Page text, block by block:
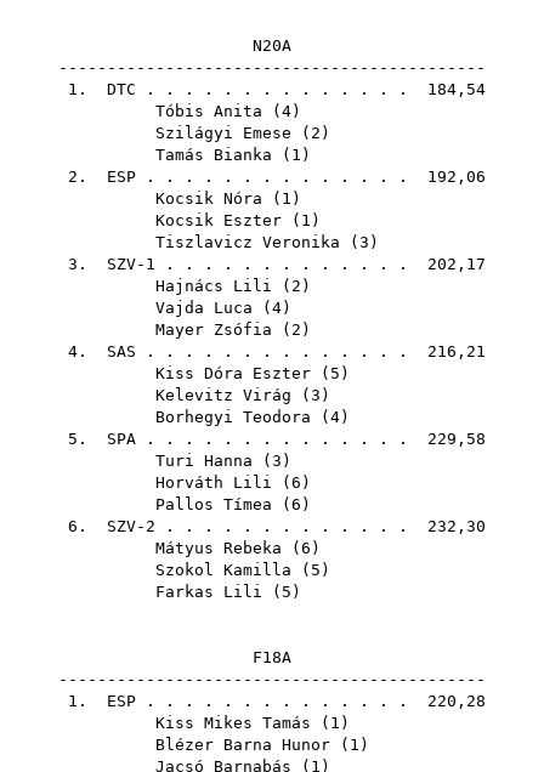
N20A
--------------------------------------------
1. DTC . . . . . . . . . . . . . . 184,54
Tóbis Anita ( 4)
Szilágyi Emese ( 2 )
Tamás Bianka ( 1 )
2. ESP . . . . . . . . . . . . . . 192,06
Kocsik Nóra ( 1 )
Kocsik Eszter ( 1 )
Tiszlavicz Veronika ( 3 )
3. SZV-1 . . . . . . . . . . . . . 202,17
Hajnács Lili ( 2 )
Vajda Luca ( 4)
Mayer Zsófia ( 2 )
4. SAS . . . . . . . . . . . . . . 216,21
Kiss Dóra Eszter ( 5 )
Kelevitz Virág ( 3 )
Borhegyi Teodora ( 4)
5. SPA . . . . . . . . . . . . . . 229,58
Turi Hanna ( 3 )
Horváth Lili ( 6 )
Pallos Tímea ( 6 )
6. SZV-2 . . . . . . . . . . . . . 232,30
Mátyus Rebeka ( 6 )
Szokol Kamilla ( 5 )
Farkas Lili ( 5 )
F18A
--------------------------------------------
1. ESP . . . . . . . . . . . . . . 220,28
Kiss Mikes Tamás ( 1 )
Blézer Barna Hunor ( 1 )
Jacsó Barnabás ( 1 )